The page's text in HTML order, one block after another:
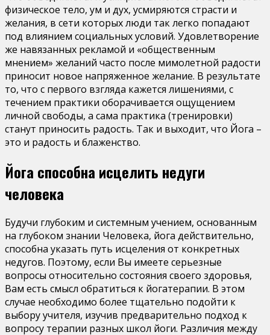
физическое тело, ум и дух, усмиряются страсти и
желания, в сети которых люди так легко попадают
под влиянием социальных условий. Удовлетворение
же навязанных рекламой и «общественным
мнением» желаний часто после мимолетной радости
приносит новое напряженное желание. В результате
то, что с первого взгляда кажется лишениями, с
течением практики оборачивается ощущением
личной свободы, а сама практика (тренировки)
станут приносить радость. Так и выходит, что Йога –
это и радость и блаженство.
Йога способна исцелить недуги
человека
Будучи глубоким и системным учением, основанным
на глубоком знании Человека, йога действительно,
способна указать путь исцеления от конкретных
недугов. Поэтому, если Вы имеете серьезные
вопросы относительно состояния своего здоровья,
Вам есть смысл обратиться к йогатерапии. В этом
случае необходимо более тщательно подойти к
выбору учителя, изучив предварительно подход к
вопросу терапии разных школ йоги. Различия между